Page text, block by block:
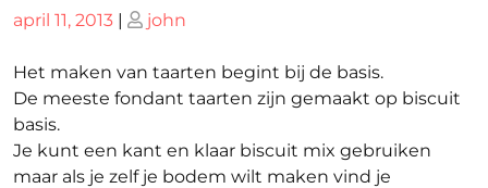
Geplaatst
april 11, 2013 | Geplaatst
john
Het maken van taarten begint bij de basis.
De meeste fondant taarten zijn gemaakt op biscuit
basis.
Je kunt een kant en klaar biscuit mix gebruiken
maar als je zelf je bodem wilt maken vind je